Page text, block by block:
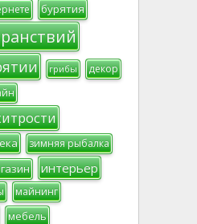
бурятия
грибы декор
зимняя рыбалка
интерьер
майнинг
мебель